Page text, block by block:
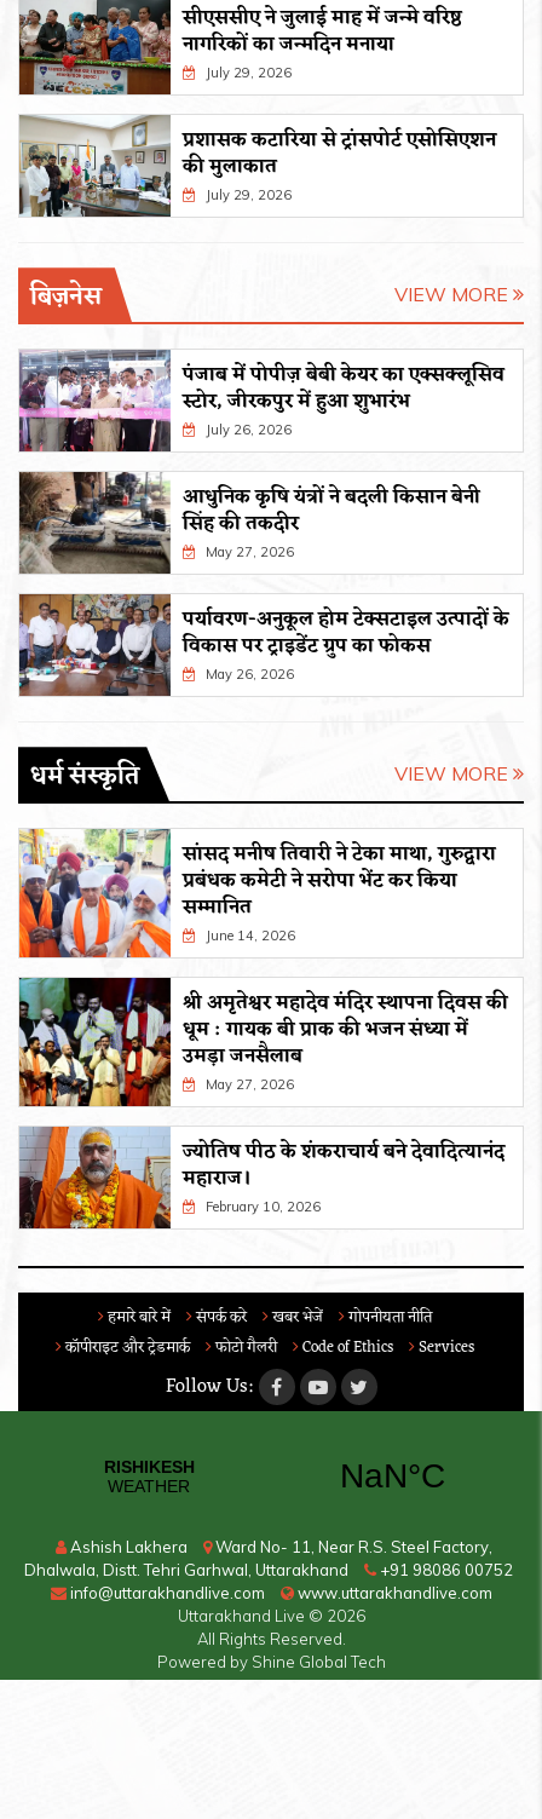
सीएससीए ने जुलाई माह में जन्मे वरिष्ठ
नागरिकों का जन्मदिन मनाया
July 29, 2026
प्रशासक कटारिया से ट्रांसपोर्ट एसोसिएशन
की मुलाकात
July 29, 2026
बिज़नेस VIEW MORE
पंजाब में पोपीज़ बेबी केयर का एक्सक्लूसिव
स्टोर, जीरकपुर में हुआ शुभारंभ
July 26, 2026
आधुनिक कृषि यंत्रों ने बदली किसान बेनी
सिंह की तकदीर
May 27, 2026
पर्यावरण-अनुकूल होम टेक्सटाइल उत्पादों के
विकास पर ट्राइडेंट ग्रुप का फोकस
May 26, 2026
धर्म संस्कृति VIEW MORE
सांसद मनीष तिवारी ने टेका माथा, गुरुद्वारा
प्रबंधक कमेटी ने सरोपा भेंट कर किया
सम्मानित
June 14, 2026
श्री अमृतेश्वर महादेव मंदिर स्थापना दिवस की
धूम : गायक बी प्राक की भजन संध्या में
उमड़ा जनसैलाब
May 27, 2026
ज्योतिष पीठ के शंकराचार्य बने देवादित्यानंद
महाराज।
February 10, 2026
हमारे बारे में संपर्क करे खबर भेजें
गोपनीयता नीति
कॉपीराइट और ट्रेडमार्क
फोटो गैलरी Code of Ethics Services
Follow Us:
Ashish Lakhera
Ward No- 11, Near R.S. Steel Factory,
Dhalwala, Distt. Tehri Garhwal, Uttarakhand
+91 98086 00752
info@uttarakhandlive.com
www.uttarakhandlive.com
Uttarakhand Live © 2026
All Rights Reserved.
Powered by Shine Global Tech